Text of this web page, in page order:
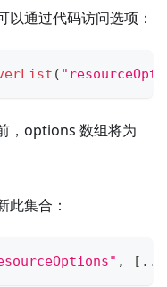
通过代码访问选项：
(
，options 数组将为
此集合：
, [ ...